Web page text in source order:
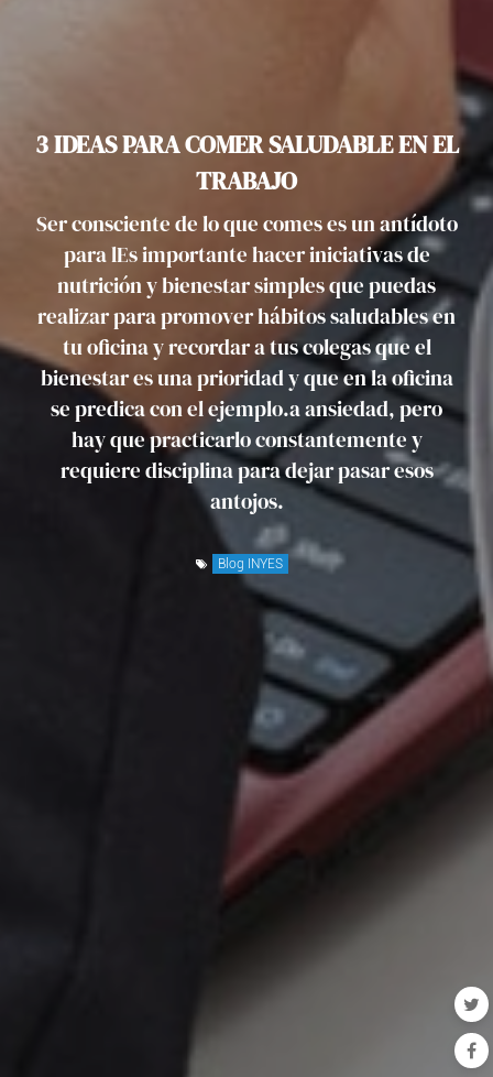
3 IDEAS PARA COMER SALUDABLE EN EL
TRABAJO
Ser consciente de lo que comes es un antídoto
para lEs importante hacer iniciativas de
nutrición y bienestar simples que puedas
realizar para promover hábitos saludables en
tu oficina y recordar a tus colegas que el
bienestar es una prioridad y que en la oficina
se predica con el ejemplo.a ansiedad, pero
hay que practicarlo constantemente y
requiere disciplina para dejar pasar esos
antojos.
Blog INYES